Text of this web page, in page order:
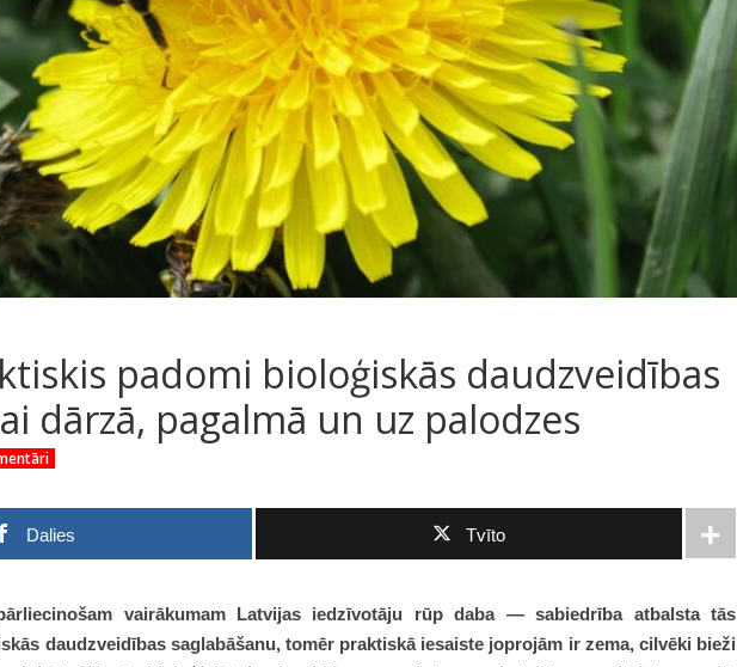
padomi bioloģiskās daudzveidības
dārzā, pagalmā un uz palodzes
Dalies Tvīto
vairākumam Latvijas iedzīvotāju rūp daba — sabiedrība atbalsta tās
daudzveidības saglabāšanu, tomēr praktiskā iesaiste joprojām ir zema, cilvēki bieži